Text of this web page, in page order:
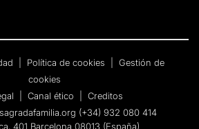
Política de cookies
Gestión de
cookies
Canal ético
Creditos
(+34) 932 080 414
401 Barcelona 08013 (España)